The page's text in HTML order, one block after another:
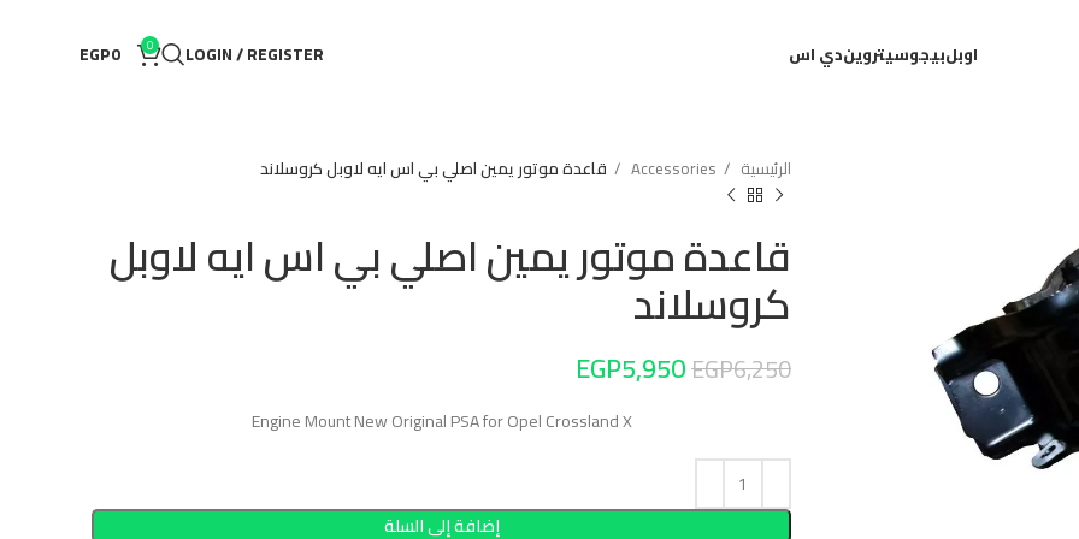
اوبلبيجوسيترويندي اس LOGIN / REGISTER
0
EGP
الرئيسية Accessories قاعدة موتور يمين اصلي بي اس ايه لاوبل كروسلاند
قاعدة موتور يمين اصلي بي اس ايه لاوبل
كروسلاند
EGP6,250
EGP5,950
Engine Mount New Original PSA for Opel Crossland X
إضافة إلى السلة